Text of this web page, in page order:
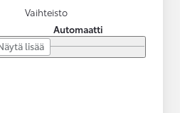
Vaihteisto
Automaatti
lisää